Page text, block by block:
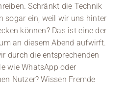
Schränkt die Technik
sogar ein, weil wir uns hinter
können? Das ist eine der
an diesem Abend aufwirft.
durch die entsprechenden
wie WhatsApp oder
Nutzer? Wissen Fremde